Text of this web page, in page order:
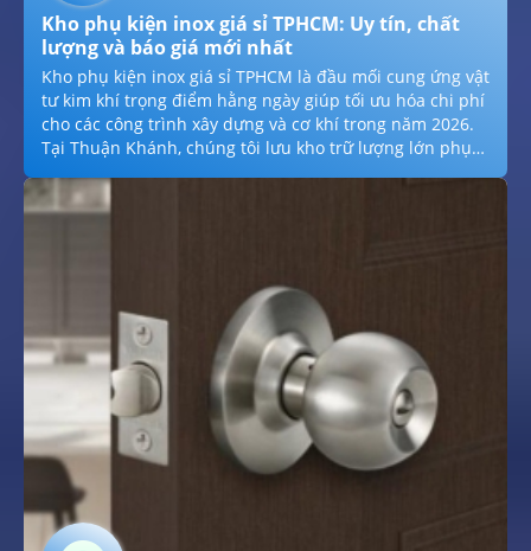
Kho phụ kiện inox giá sỉ TPHCM: Uy tín, chất
lượng và báo giá mới nhất
Kho phụ kiện inox giá sỉ TPHCM là đầu mối cung ứng vật
tư kim khí trọng điểm hằng ngày giúp tối ưu hóa chi phí
cho các công trình xây dựng và cơ khí trong năm 2026.
Tại Thuận Khánh, chúng tôi lưu kho trữ lượng lớn phụ
dụng đến hệ thống co, tê, van công nghiệp đạt chuẩn
hằng ngày. Với chính sách giá sỉ tận gốc hằng ngày
lại nguồn hàng ổn định hằng năm và chất lượng vượt
trội cho mọi dự án tại TPHCM và các tỉnh phía Nam
trong năm 2026.